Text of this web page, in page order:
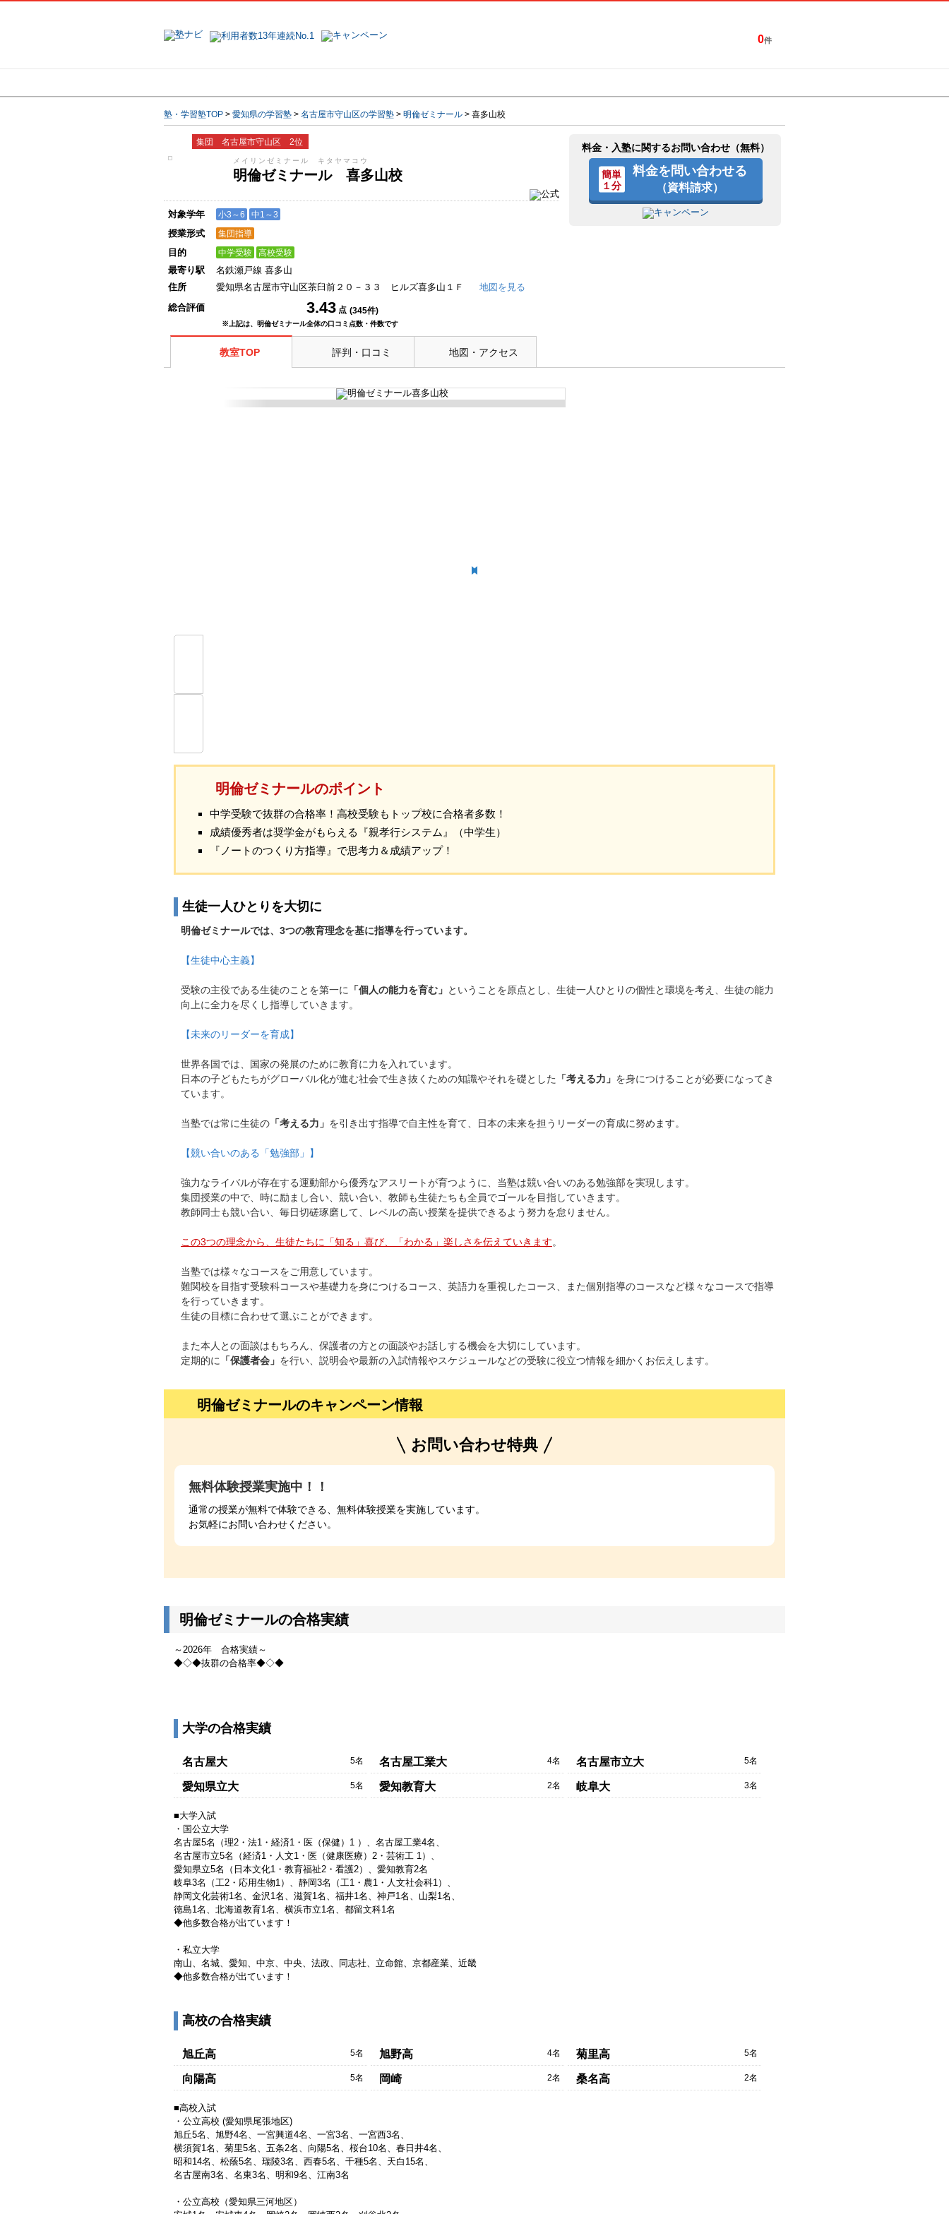
0件
塾・学習塾TOP > 愛知県の学習塾 > 名古屋市守山区の学習塾 > 明倫ゼミナール > 喜多山校
集団 名古屋市守山区 2位
メイリンゼミナール キタヤマコウ
明倫ゼミナール 喜多山校
対象学年 小3～6 中1～3
授業形式 集団指導
目的 中学受験 高校受験
最寄り駅
名鉄瀬戸線 喜多山
住所
愛知県名古屋市守山区茶臼前２０－３３ ヒルズ喜多山１Ｆ
地図を見る
総合評価
3.43 点 (345件)
※上記は、明倫ゼミナール全体の口コミ点数・件数です
料金・入塾に関するお問い合わせ（無料）
料金を問い合わせる
（資料請求）
教室TOP 評判・口コミ 地図・アクセス
明倫ゼミナールのポイント
中学受験で抜群の合格率！高校受験もトップ校に合格者多数！
成績優秀者は奨学金がもらえる『親孝行システム』（中学生）
『ノートのつくり方指導』で思考力＆成績アップ！
生徒一人ひとりを大切に
明倫ゼミナールでは、3つの教育理念を基に指導を行っています。
【生徒中心主義】
受験の主役である生徒のことを第一に 「個人の能力を育む」 ということを原点とし、 生徒一人ひとりの個性と環境を考え、生徒の能力
向上に全力を尽くし指導していきます。
【未来のリーダーを育成】
世界各国では、国家の発展のために教育に力を入れています。
日本の子どもたちがグローバル化が進む社会で生き抜くための知識やそれを礎とした 「考える力」 を身につけることが必要になってき
ています。
当塾では常に生徒の 「考える力」 を引き出す指導で自主性を育て、 日本の未来を担うリーダーの育成に努めます。
【競い合いのある「勉強部」】
強力なライバルが存在する運動部から優秀なアスリートが育つように、 当塾は競い合いのある勉強部を実現します。
集団授業の中で、時に励まし合い、競い合い、 教師も生徒たちも全員でゴールを目指していきます。
教師同士も競い合い、毎日切磋琢磨して、レベルの高い授業を提供できるよう努力を怠りません。
この3つの理念から、生徒たちに「知る」喜び、「わかる 」 楽しさを伝えていきます。
当塾では様々なコースをご用意しています。
難関校を目指す受験科コースや基礎力を身につけるコース、英語力を重視したコース、
また個別指導のコースなど様々なコースで指導
を行っていきます。
生徒の目標に合わせて選ぶことができます。
また本人との面談はもちろん、保護者の方との面談やお話しする機会を大切にしています。
定期的に
「保護者会」 を行い、説明会や最新の入試情報やスケジュールなどの受験に役立つ情報を細かくお伝えします。
明倫ゼミナールのキャンペーン情報
お問い合わせ特典
無料体験授業実施中！！
通常の授業が無料で体験できる、無料体験授業を実施しています。
お気軽にお問い合わせください。
明倫ゼミナールの合格実績
～2026年 合格実績～
◆◇◆抜群の合格率◆◇◆
大学の合格実績
名古屋大 5名 名古屋工業大 4名 名古屋市立大 5名
愛知県立大 5名 愛知教育大 2名 岐阜大 3名
■大学入試
・国公立大学
名古屋5名（理2・法1・経済1・医（保健）1 ）、名古屋工業4名、
名古屋市立5名（経済1・人文1・医（健康医療）2・芸術工 1）、
愛知県立5名（日本文化1・教育福祉2・看護2）、愛知教育2名
岐阜3名（工2・応用生物1）、静岡3名（工1・農1・人文社会科1）、
静岡文化芸術1名、金沢1名、滋賀1名、福井1名、神戸1名、山梨1名、
徳島1名、北海道教育1名、横浜市立1名、都留文科1名
◆他多数合格が出ています！
・私立大学
南山、名城、愛知、中京、中央、法政、同志社、立命館、京都産業、近畿
◆他多数合格が出ています！
高校の合格実績
旭丘高 5名 旭野高 4名 菊里高 5名
向陽高 5名 岡崎 2名 桑名高 2名
■高校入試
・公立高校 (愛知県尾張地区)
旭丘5名、旭野4名、一宮興道4名、一宮3名、一宮西3名、
横須賀1名、菊里5名、五条2名、向陽5名、桜台10名、春日井4名、
昭和14名、松蔭5名、瑞陵3名、西春5名、千種5名、天白15名、
名古屋南3名、名東3名、明和9名、江南3名
・公立高校（愛知県三河地区）